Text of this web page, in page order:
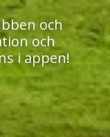
och
och
i appen!